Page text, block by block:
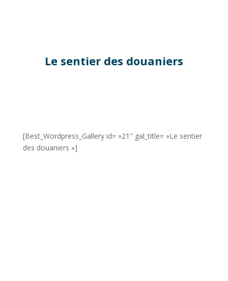
Le sentier des douaniers
[Best_Wordpress_Gallery id= »21″ gal_title= »Le sentier
des douaniers »]